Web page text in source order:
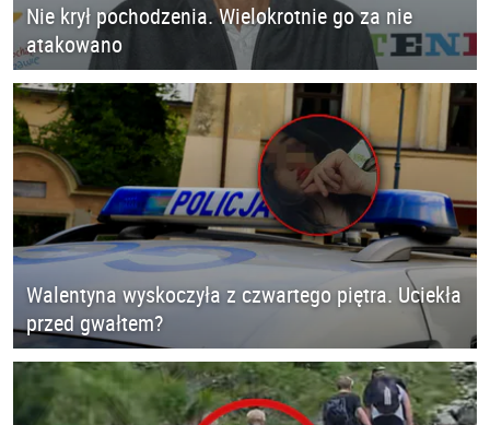
Nie krył pochodzenia. Wielokrotnie go za nie
atakowano
Walentyna wyskoczyła z czwartego piętra. Uciekła
przed gwałtem?